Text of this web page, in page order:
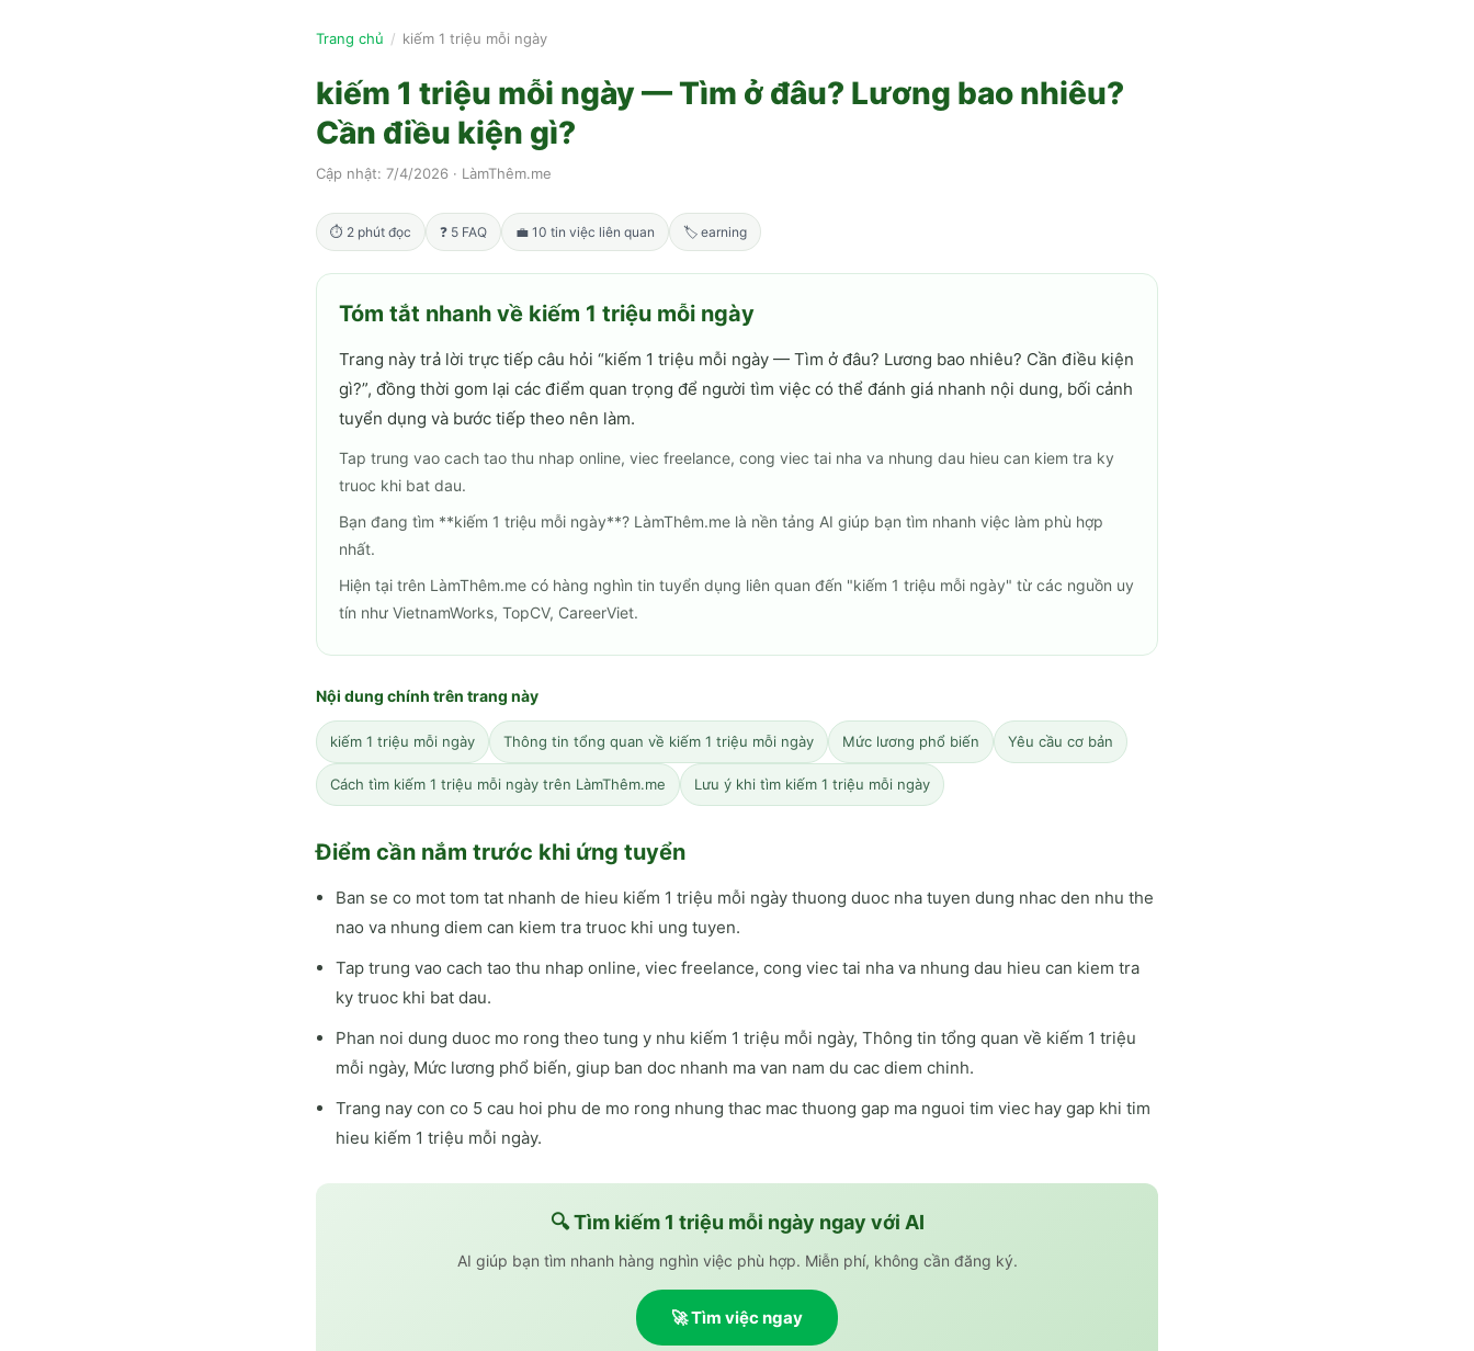
Trang chủ / kiếm 1 triệu mỗi ngày
kiếm 1 triệu mỗi ngày — Tìm ở đâu? Lương bao nhiêu?
Cần điều kiện gì?
Cập nhật: 7/4/2026 · LàmThêm.me
⏱ 2 phút đọc ❓ 5 FAQ 💼 10 tin việc liên quan 🏷 earning
Tóm tắt nhanh về kiếm 1 triệu mỗi ngày
Trang này trả lời trực tiếp câu hỏi “kiếm 1 triệu mỗi ngày — Tìm ở đâu? Lương bao nhiêu? Cần điều kiện
gì?”, đồng thời gom lại các điểm quan trọng để người tìm việc có thể đánh giá nhanh nội dung, bối cảnh
tuyển dụng và bước tiếp theo nên làm.
Tap trung vao cach tao thu nhap online, viec freelance, cong viec tai nha va nhung dau hieu can kiem tra ky
truoc khi bat dau.
Bạn đang tìm **kiếm 1 triệu mỗi ngày**? LàmThêm.me là nền tảng AI giúp bạn tìm nhanh việc làm phù hợp
nhất.
Hiện tại trên LàmThêm.me có hàng nghìn tin tuyển dụng liên quan đến "kiếm 1 triệu mỗi ngày" từ các nguồn uy
tín như VietnamWorks, TopCV, CareerViet.
Nội dung chính trên trang này
kiếm 1 triệu mỗi ngày Thông tin tổng quan về kiếm 1 triệu mỗi ngày Mức lương phổ biến Yêu cầu cơ bản
Cách tìm kiếm 1 triệu mỗi ngày trên LàmThêm.me Lưu ý khi tìm kiếm 1 triệu mỗi ngày
Điểm cần nắm trước khi ứng tuyển
Ban se co mot tom tat nhanh de hieu kiếm 1 triệu mỗi ngày thuong duoc nha tuyen dung nhac den nhu the
nao va nhung diem can kiem tra truoc khi ung tuyen.
Tap trung vao cach tao thu nhap online, viec freelance, cong viec tai nha va nhung dau hieu can kiem tra
ky truoc khi bat dau.
Phan noi dung duoc mo rong theo tung y nhu kiếm 1 triệu mỗi ngày, Thông tin tổng quan về kiếm 1 triệu
mỗi ngày, Mức lương phổ biến, giup ban doc nhanh ma van nam du cac diem chinh.
Trang nay con co 5 cau hoi phu de mo rong nhung thac mac thuong gap ma nguoi tim viec hay gap khi tim
hieu kiếm 1 triệu mỗi ngày.
🔍 Tìm kiếm 1 triệu mỗi ngày ngay với AI
AI giúp bạn tìm nhanh hàng nghìn việc phù hợp. Miễn phí, không cần đăng ký.
🚀 Tìm việc ngay